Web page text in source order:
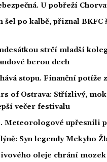
U pobřeží
šel po kalbě, přiznal BKFC
strčí mladší
berou dech
stopu. Finanční
of Ostrava: Střízlivý,
večer festivalu
Meteorologové upřesnili
Syn legendy Mekyho
oleje chrání